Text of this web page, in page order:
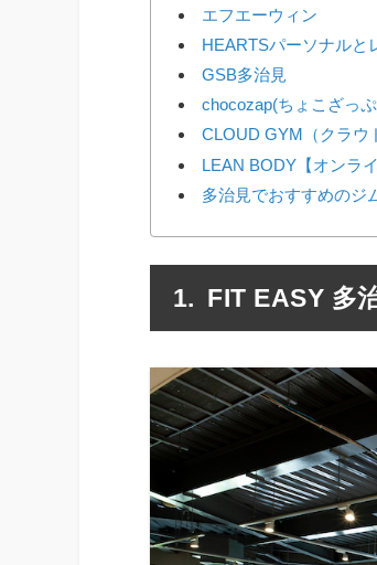
エフエーウィン
HEARTSパーソナルと
GSB多治見
chocozap(ちょこざっ
CLOUD GYM（クラウ
LEAN BODY【オンラ
多治見でおすすめのジ
FIT EASY 多